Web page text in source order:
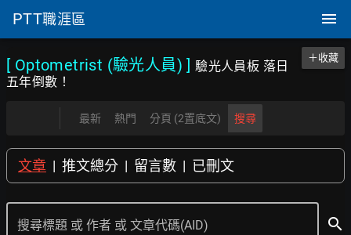
PTT職涯區
[ Optometrist (驗光人員) ]驗光人員板 落日
五年倒數！
＋收藏
最新 熱門 分頁 (2置底文) 搜尋
文章 | 推文總分 | 留言數 | 已刪文
搜尋標題 或 作者 或 文章代碼(AID) search